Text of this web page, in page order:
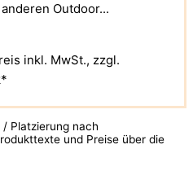
Outdoor...
inkl. MwSt., zzgl.
Platzierung nach
und Preise über die